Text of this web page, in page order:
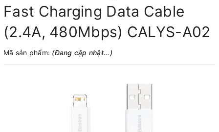
Fast Charging Data Cable
(2.4A, 480Mbps) CALYS-A02
Mã sản phẩm: (Đang cập nhật...)